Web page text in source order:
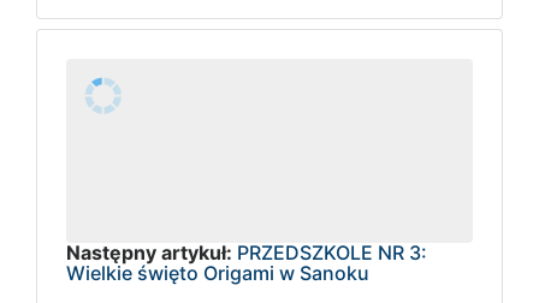
Następny artykuł: PRZEDSZKOLE NR 3:
Wielkie święto Origami w Sanoku